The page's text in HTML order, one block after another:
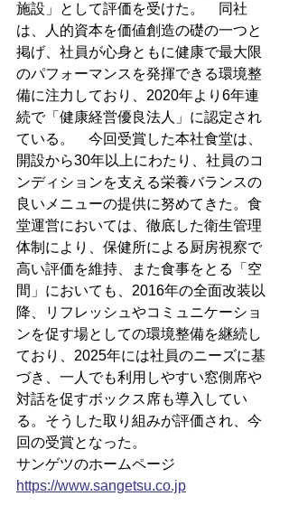
施設」として評価を受けた。　同社
は、人的資本を価値創造の礎の一つと
掲げ、社員が心身ともに健康で最大限
のパフォーマンスを発揮できる環境整
備に注力しており、2020年より6年連
続で「健康経営優良法人」に認定され
ている。　今回受賞した本社食堂は、
開設から30年以上にわたり、社員のコ
ンディションを支える栄養バランスの
良いメニューの提供に努めてきた。食
堂運営においては、徹底した衛生管理
体制により、保健所による厨房視察で
高い評価を維持、また食事をとる「空
間」においても、2016年の全面改装以
降、リフレッシュやコミュニケーショ
ンを促す場としての環境整備を継続し
ており、2025年には社員のニーズに基
づき、一人でも利用しやすい窓側席や
対話を促すボックス席も導入してい
る。そうした取り組みが評価され、今
回の受賞となった。
サンゲツのホームページ
https://www.sangetsu.co.jp